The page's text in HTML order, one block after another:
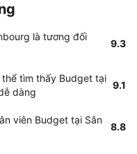
là tương đối
9.3
tìm thấy Budget tại
dàng
9.1
viên Budget tại Sân
8.8